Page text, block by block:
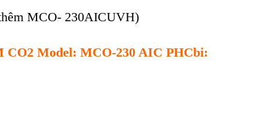
êm MCO- 230AICUVH)
CO2 Model: MCO-230 AIC PHCbi: